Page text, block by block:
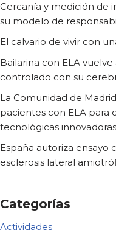
Cercanía y medición de
su modelo de
El calvario de vivir con
Bailarina con ELA
controlado con su
La Comunidad de
pacientes con ELA para
tecnológicas innovadoras
España autoriza ensayo
esclerosis lateral
Categorías
Actividades